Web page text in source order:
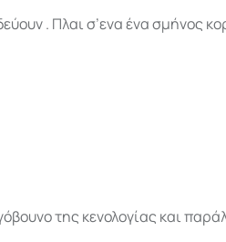
. Πλαι σ’ενα ένα σμήνος
της κενολογίας και